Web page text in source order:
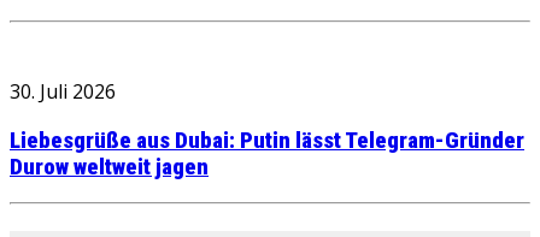
30. Juli 2026
Liebesgrüße aus Dubai: Putin lässt Telegram-Gründer
Durow weltweit jagen